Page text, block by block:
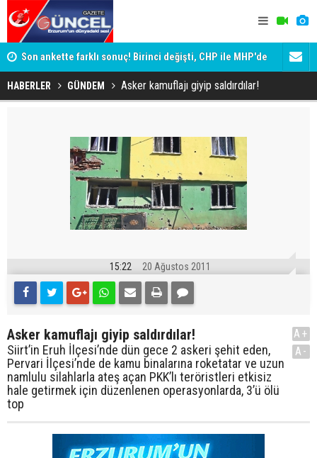
Son ankette farklı sonuç! Birinci değişti, CHP ile MHP'de
büyük kayıp
HABERLER GÜNDEM Asker kamuflajı giyip saldırdılar!
15:22 20 Ağustos 2011
Asker kamuflajı giyip saldırdılar!
Siirt’in Eruh İlçesi’nde dün gece 2 askeri şehit eden,
Pervari İlçesi’nde de kamu binalarına roketatar ve uzun
namlulu silahlarla ateş açan PKK’lı teröristleri etkisiz
hale getirmek için düzenlenen operasyonlarda, 3’ü ölü
top
A+
A-